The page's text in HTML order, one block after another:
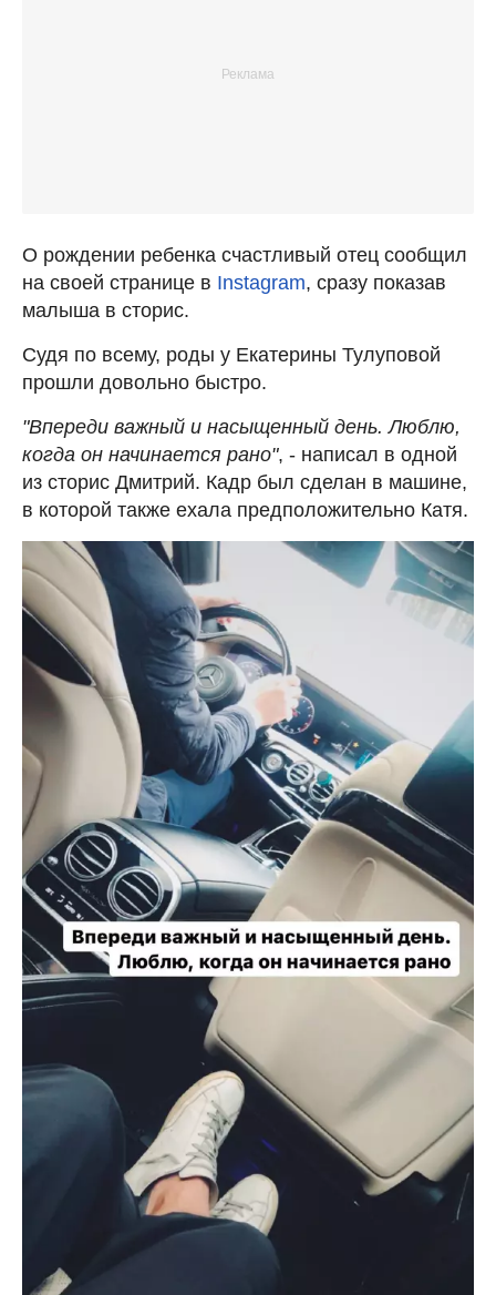
О рождении ребенка счастливый отец сообщил
на своей странице в Instagram, сразу показав
малыша в сторис.
Судя по всему, роды у Екатерины Тулуповой
прошли довольно быстро.
"Впереди важный и насыщенный день. Люблю,
когда он начинается рано", - написал в одной
из сторис Дмитрий. Кадр был сделан в машине,
в которой также ехала предположительно Катя.